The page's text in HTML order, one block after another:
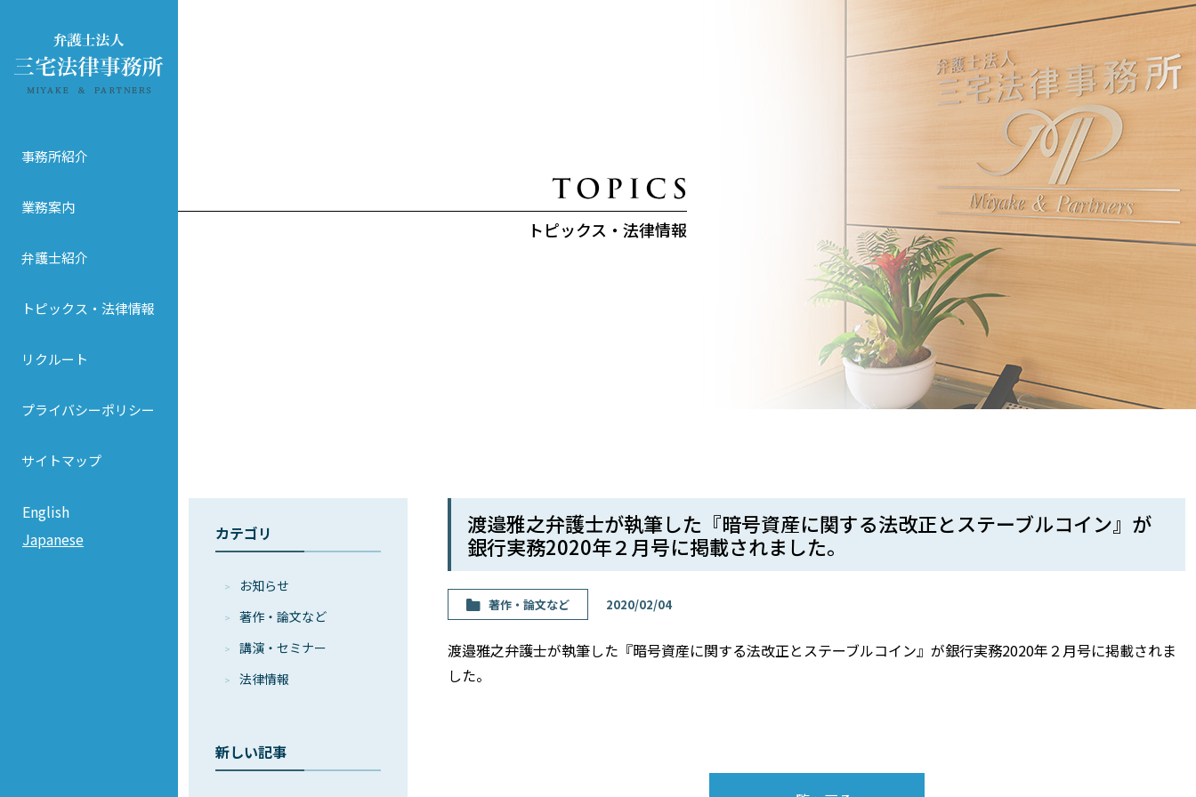
事務所紹介
業務案内
弁護士紹介
トピックス・法律情報
リクルート
プライバシーポリシー
サイトマップ
English
Japanese
トピックス・法律情報
カテゴリ
お知らせ
著作・論⽂など
講演・セミナー
法律情報
新しい記事
渡邉雅之弁護士が執筆した『暗号資産に関する法改正とステーブルコイン』が
銀行実務2020年２月号に掲載されました。
著作・論⽂など 2020/02/04
渡邉雅之弁護士が執筆した『暗号資産に関する法改正とステーブルコイン』が銀行実務2020年２月号に掲載されま
した。